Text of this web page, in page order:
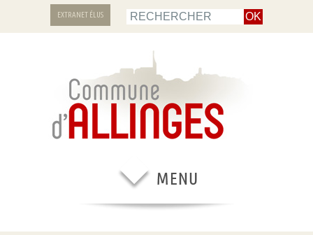
EXTRANET ÉLUS